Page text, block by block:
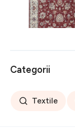
05 - Red, Ivory,
poliester, 80 x
256 lei
Categorii
Textile